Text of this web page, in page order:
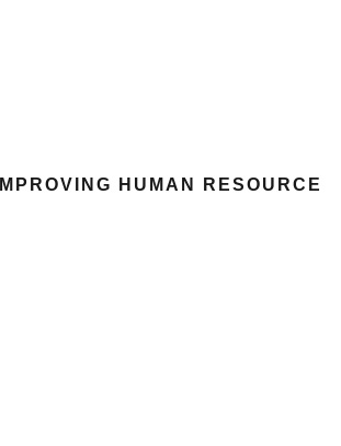
IMPROVING HUMAN RESOURCE